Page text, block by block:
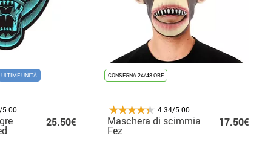
ULTIME UNITÀ
5.00
25.50€
CONSEGNA 24/48 ORE
4.34/5.00
Maschera di scimmia
Fez
17.50€